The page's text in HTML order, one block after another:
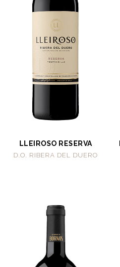
LLEIROSO RESERVA
D.O. RIBERA DEL DUERO